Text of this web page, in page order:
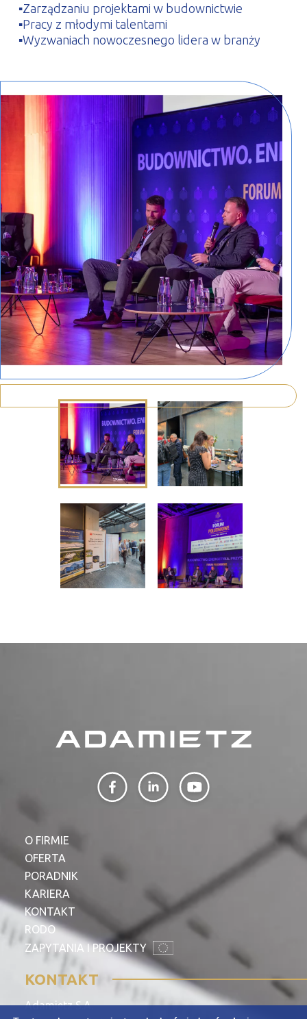
▪️Zarządzaniu projektami w budownictwie
▪️Pracy z młodymi talentami
▪️Wyzwaniach nowoczesnego lidera w branży
O FIRMIE
OFERTA
PORADNIK
KARIERA
KONTAKT
RODO
ZAPYTANIA I PROJEKTY
KONTAKT
Adamietz S.A.